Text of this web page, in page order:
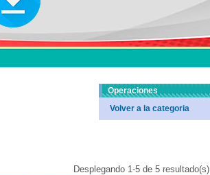
Desplegando 1-5 de 5 resultado(s).
Operaciones
Volver a la categoria